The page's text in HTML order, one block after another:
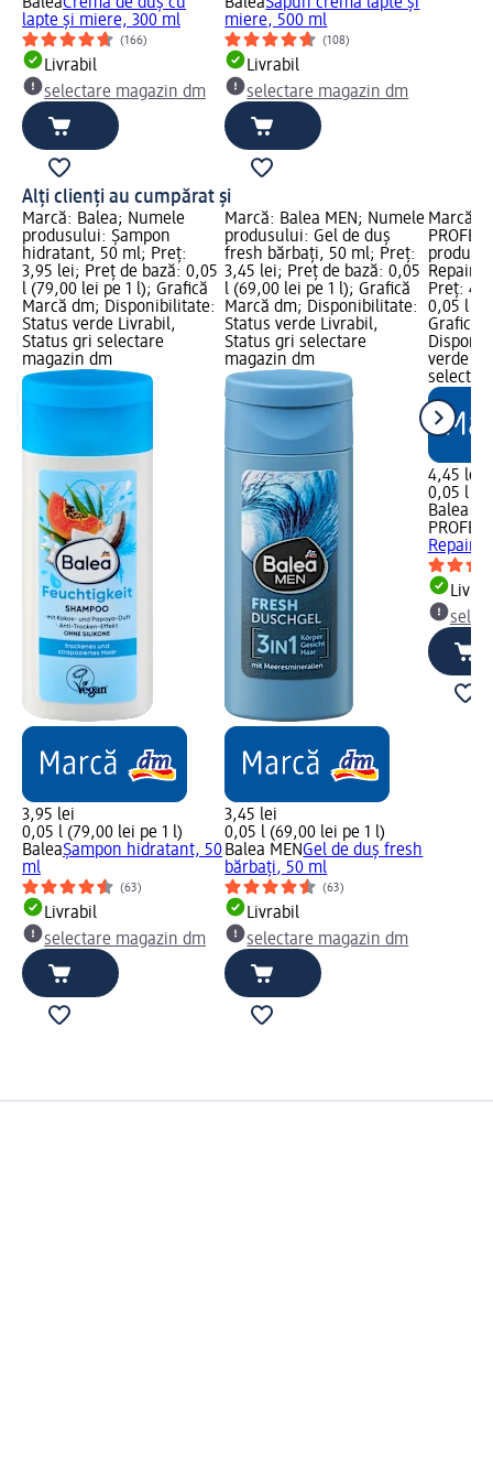
lapte și miere, 300 ml
(166)
Livrabil
selectare magazin dm
miere, 500 ml
(108)
Livrabil
selectare magazin dm
Alți clienți au cumpărat și
Marcă: Balea; Numele
produsului: Șampon
hidratant, 50 ml; Preț:
3,95 lei; Preț de bază: 0,05
l (79,00 lei pe 1 l); Grafică
Marcă dm; Disponibilitate:
Status verde Livrabil,
Status gri selectare
magazin dm
3,95 lei
0,05 l (79,00 lei pe 1 l)
BaleaȘampon hidratant, 50
ml
(63)
Livrabil
selectare magazin dm
Marcă: Balea MEN; Numele
produsului: Gel de duș
fresh bărbați, 50 ml; Preț:
3,45 lei; Preț de bază: 0,05
l (69,00 lei pe 1 l); Grafică
Marcă dm; Disponibilitate:
Status verde Livrabil,
Status gri selectare
magazin dm
3,45 lei
0,05 l (69,00 lei pe 1 l)
Balea MENGel de duș fresh
bărbați, 50 ml
(63)
Livrabil
selectare magazin dm
Marcă:
Repair
Preț:
0,05 l
Grafică
verde
4,45 lei
0,05 l
Balea
Repair